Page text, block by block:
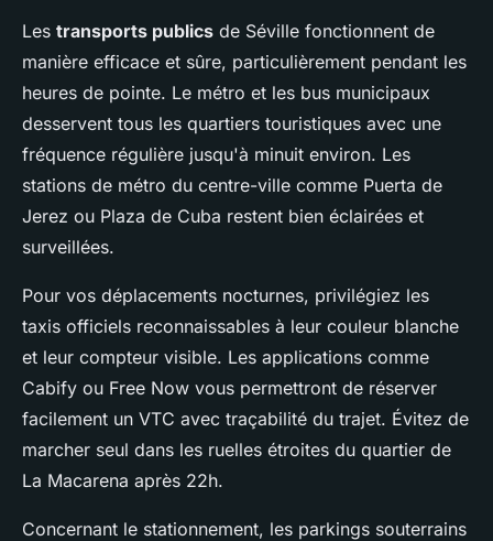
Les transports publics de Séville fonctionnent de
manière efficace et sûre, particulièrement pendant les
heures de pointe. Le métro et les bus municipaux
desservent tous les quartiers touristiques avec une
fréquence régulière jusqu'à minuit environ. Les
stations de métro du centre-ville comme Puerta de
Jerez ou Plaza de Cuba restent bien éclairées et
surveillées.
Pour vos déplacements nocturnes, privilégiez les
taxis officiels reconnaissables à leur couleur blanche
et leur compteur visible. Les applications comme
Cabify ou Free Now vous permettront de réserver
facilement un VTC avec traçabilité du trajet. Évitez de
marcher seul dans les ruelles étroites du quartier de
La Macarena après 22h.
Concernant le stationnement, les parkings souterrains